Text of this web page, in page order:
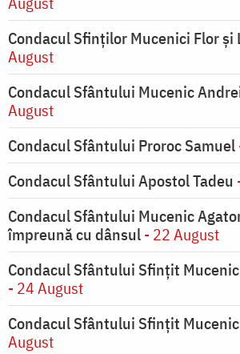
Condacul Sfinţilor Mucenici Flor şi
August
Condacul Sfântului Mucenic
August
Condacul Sfântului Proroc Samuel
Condacul Sfântului Apostol Tadeu
Condacul Sfântului Mucenic
împreună cu dânsul- 22 August
Condacul Sfântului Sfinţit
- 24 August
Condacul Sfântului Sfinţit
August